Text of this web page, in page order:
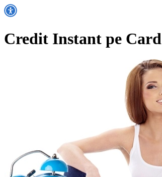
Credit Instant pe Card